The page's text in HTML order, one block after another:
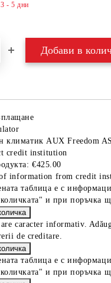
- 5 дни
климатик AUX Freedom
credit institution
€425.00
information from credit
таблица е с
и при поръчка
caracter informativ.
de creditare.
таблица е с
и при поръчка